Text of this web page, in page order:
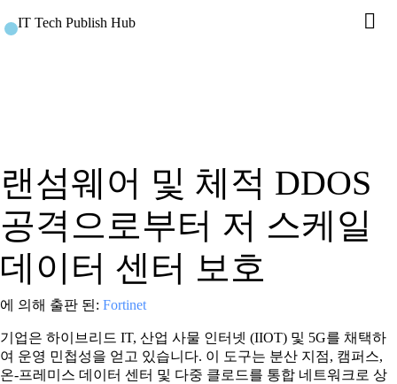
IT Tech Publish Hub
랜섬웨어 및 체적 DDOS
공격으로부터 저 스케일
데이터 센터 보호
에 의해 출판 된: Fortinet
기업은 하이브리드 IT, 산업 사물 인터넷 (IIOT) 및 5G를 채택하
여 운영 민첩성을 얻고 있습니다. 이 도구는 분산 지점, 캠퍼스,
온-프레미스 데이터 센터 및 다중 클로드를 통합 네트워크로 상